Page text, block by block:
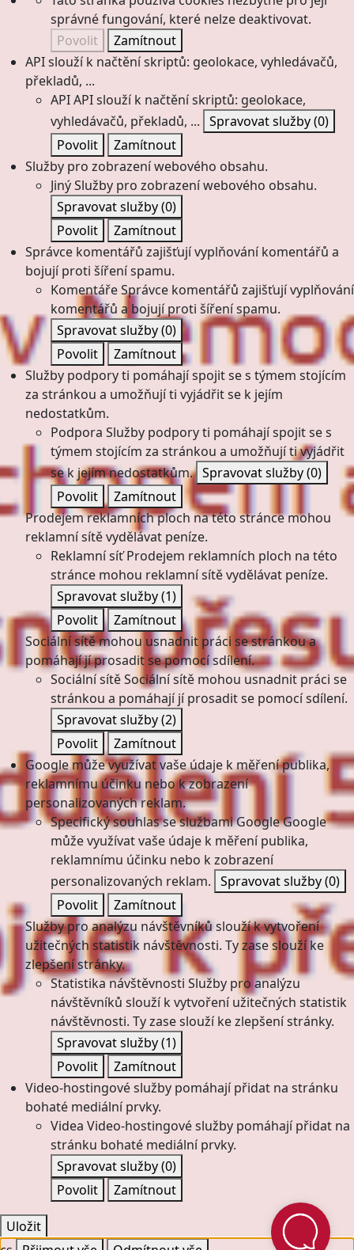
správné fungování, které nelze deaktivovat.
Povolit
Zamítnout
API slouží k načtění skriptů: geolokace, vyhledávačů,
překladů, ...
APIAPI slouží k načtění skriptů: geolokace,
vyhledávačů, překladů, ... Spravovat služby(0)
Povolit
Zamítnout
Služby pro zobrazení webového obsahu.
JinýSlužby pro zobrazení webového obsahu.
Spravovat služby(0)
Povolit
Zamítnout
Správce komentářů zajišťují vyplňování komentářů a
bojují proti šíření spamu.
KomentářeSprávce komentářů zajišťují vyplňování
komentářů a bojují proti šíření spamu.
Spravovat služby(0)
Povolit
Zamítnout
Služby podpory ti pomáhají spojit se s týmem stojícím
za stránkou a umožňují ti vyjádřit se k jejím
nedostatkům.
Podpora Služby podpory ti pomáhají spojit se s
týmem stojícím za stránkou a umožňují ti vyjádřit
se k jejím nedostatkům. Spravovat služby(0)
Povolit
Zamítnout
Prodejem reklamních ploch na této stránce mohou
reklamní sítě vydělávat peníze.
Reklamní síť Prodejem reklamních ploch na této
stránce mohou reklamní sítě vydělávat peníze.
Spravovat služby(1)
Povolit
Zamítnout
Sociální sítě mohou usnadnit práci se stránkou a
pomáhají jí prosadit se pomocí sdílení.
Sociální sítěSociální sítě mohou usnadnit práci se
stránkou a pomáhají jí prosadit se pomocí sdílení.
Spravovat služby(2)
Povolit
Zamítnout
Google může využívat vaše údaje k měření publika,
reklamnímu účinku nebo k zobrazení
personalizovaných reklam.
Specifický souhlas se službami GoogleGoogle
může využívat vaše údaje k měření publika,
reklamnímu účinku nebo k zobrazení
personalizovaných reklam. Spravovat služby(0)
Povolit
Zamítnout
Služby pro analýzu návštěvníků slouží k vytvoření
užitečných statistik návštěvnosti. Ty zase slouží ke
zlepšení stránky.
Statistika návštěvnosti Služby pro analýzu
návštěvníků slouží k vytvoření užitečných statistik
návštěvnosti. Ty zase slouží ke zlepšení stránky.
Spravovat služby(1)
Povolit
Zamítnout
Video-hostingové služby pomáhají přidat na stránku
bohaté mediální prvky.
Videa Video-hostingové služby pomáhají přidat na
stránku bohaté mediální prvky.
Spravovat služby(0)
Povolit
Zamítnout
Uložit